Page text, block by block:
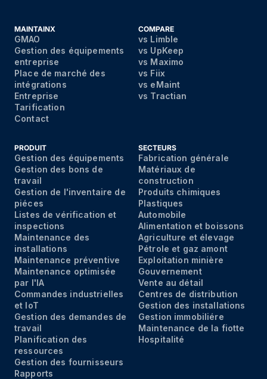
MAINTAINX
GMAO
Gestion des équipements
entreprise
Place de marché des
intégrations
Entreprise
Tarification
Contact
COMPARE
vs Limble
vs UpKeep
vs Maximo
vs Fiix
vs eMaint
vs Tractian
PRODUIT
Gestion des équipements
Gestion des bons de
travail
Gestion de l'inventaire de
piéces
Listes de vérification et
inspections
Maintenance des
installations
Maintenance préventive
Maintenance optimisée
par I'IA
Commandes industrielles
et IoT
Gestion des demandes de
travail
Planification des
ressources
Gestion des fournisseurs
Rapports
SECTEURS
Fabrication générale
Matériaux de
construction
Produits chimiques
Plastiques
Automobile
Alimentation et boissons
Agriculture et élevage
Pétrole et gaz amont
Exploitation minière
Gouvernement
Vente au détail
Centres de distribution
Gestion des installations
Gestion immobiliére
Maintenance de la fiotte
Hospitalité